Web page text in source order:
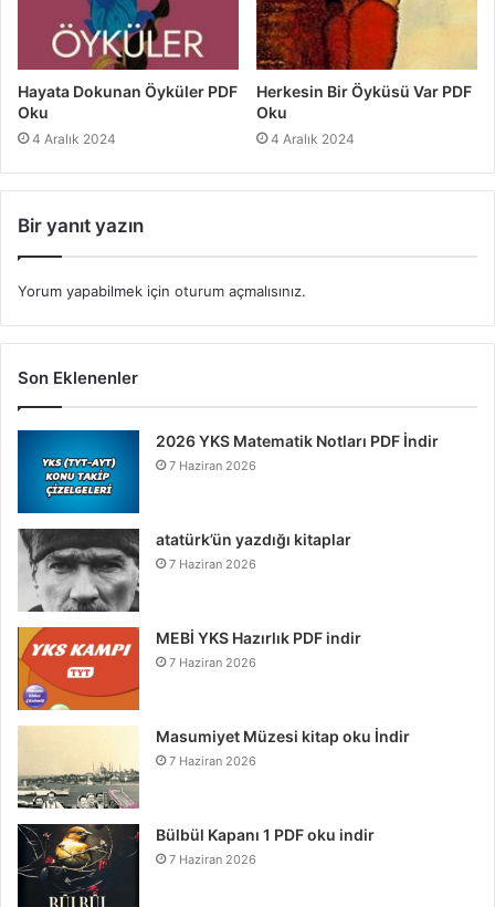
Hayata Dokunan Öyküler PDF
Oku
4 Aralık 2024
Herkesin Bir Öyküsü Var PDF
Oku
4 Aralık 2024
Bir yanıt yazın
Yorum yapabilmek için oturum açmalısınız.
Son Eklenenler
2026 YKS Matematik Notları PDF İndir
7 Haziran 2026
atatürk’ün yazdığı kitaplar
7 Haziran 2026
MEBİ YKS Hazırlık PDF indir
7 Haziran 2026
Masumiyet Müzesi kitap oku İndir
7 Haziran 2026
Bülbül Kapanı 1 PDF oku indir
7 Haziran 2026